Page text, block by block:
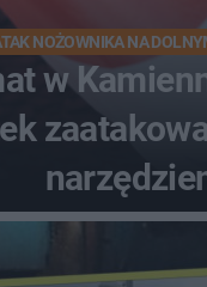
NOŻOWNIKA NA
w